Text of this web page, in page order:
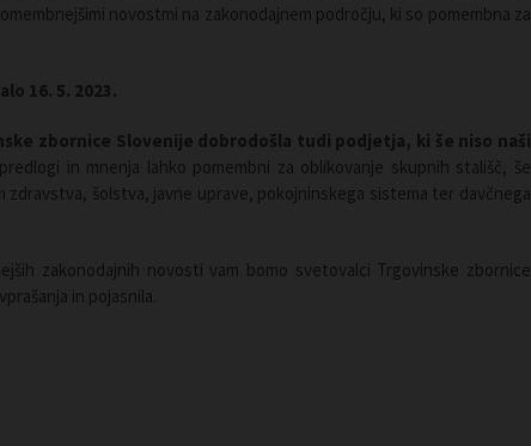
novostmi na zakonodajnem področju, ki so pomembna za
16. 5. 2023.
zbornice Slovenije dobrodošla tudi podjetja, ki še niso naši
in mnenja lahko pomembni za oblikovanje skupnih stališč, še
zdravstva, šolstva, javne uprave, pokojninskega sistema ter davčnega
zakonodajnih novosti vam bomo svetovalci Trgovinske zbornice
in pojasnila.